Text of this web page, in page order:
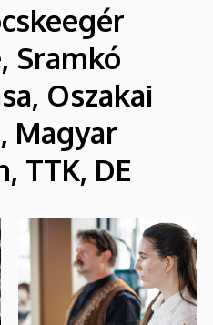
Sramkó
Oszakai
Magyar
TTK, DE